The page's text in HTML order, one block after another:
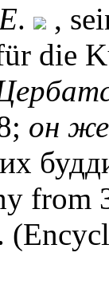
.
,
die
он же
from